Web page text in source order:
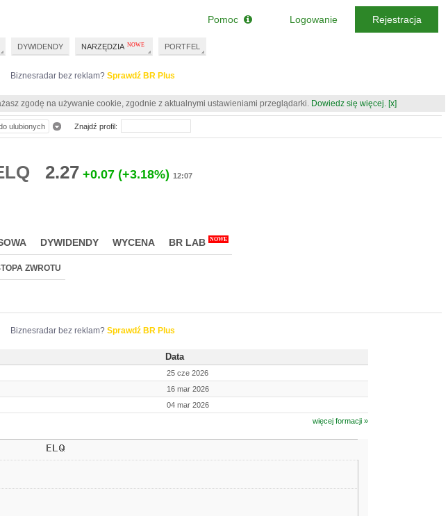
Biznesradar bez reklam? Sprawdź BR Plus
zgodę na używanie cookie, zgodnie z aktualnymi ustawieniami przeglądarki. Dowiedz się więcej. [x]
2.27 +0.07 (+3.18%) 12:07
DYWIDENDY WYCENA BR LAB NOWE
ZWROTU
Biznesradar bez reklam? Sprawdź BR Plus
Data
25 cze 2026
16 mar 2026
04 mar 2026
więcej formacji »
ulubionych Znajdź profil:
DYWIDENDY NARZĘDZIA PORTFEL
Pomoc Logowanie Rejestracja